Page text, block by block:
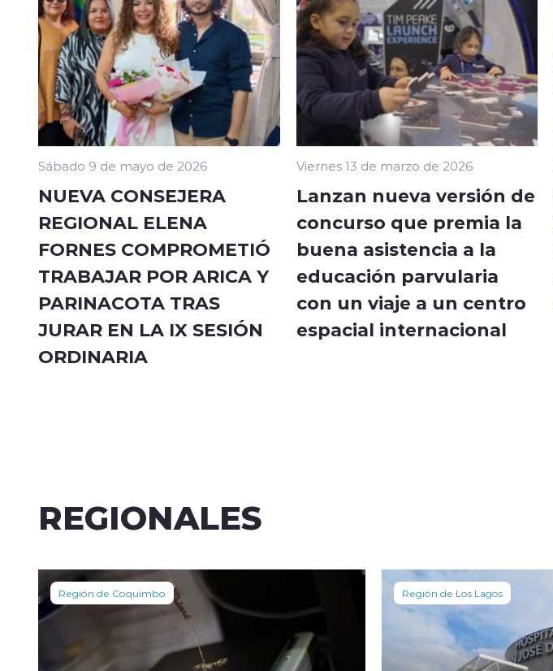
Sábado 9 de mayo de 2026
NUEVA CONSEJERA
REGIONAL ELENA
FORNES COMPROMETIÓ
TRABAJAR POR ARICA Y
PARINACOTA TRAS
JURAR EN LA IX SESIÓN
ORDINARIA
Viernes 13 de marzo de 2026
Lanzan nueva versión de
concurso que premia la
buena asistencia a la
educación parvularia
con un viaje a un centro
espacial internacional
REGIONALES
Región de Coquimbo Región de Los Lagos